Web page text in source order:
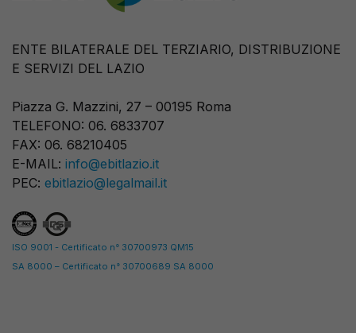
ENTE BILATERALE DEL TERZIARIO, DISTRIBUZIONE
E SERVIZI DEL LAZIO
Piazza G. Mazzini, 27 – 00195 Roma
TELEFONO: 06. 6833707
FAX: 06. 68210405
E-MAIL: info@ebitlazio.it
PEC: ebitlazio@legalmail.it
ISO 9001 - Certificato n° 30700973 QM15
SA 8000 – Certificato n° 30700689 SA 8000